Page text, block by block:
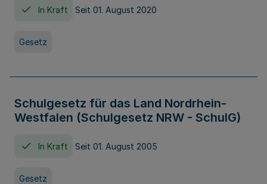
In Kraft Seit 01. August 2020
Gesetz
Schulgesetz für das Land Nordrhein-
Westfalen (Schulgesetz NRW - SchulG)
In Kraft Seit 01. August 2005
Gesetz